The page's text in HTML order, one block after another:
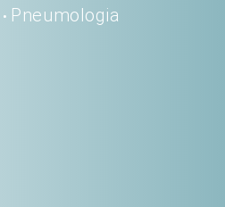
• Pneumologia